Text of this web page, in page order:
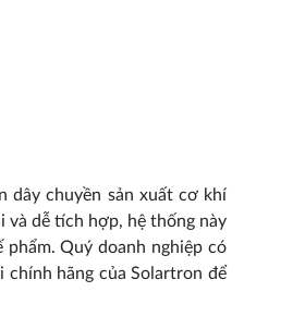
dây chuyền sản xuất cơ khí
và dễ tích hợp, hệ thống này
Quý doanh nghiệp có
chính hãng của Solartron để